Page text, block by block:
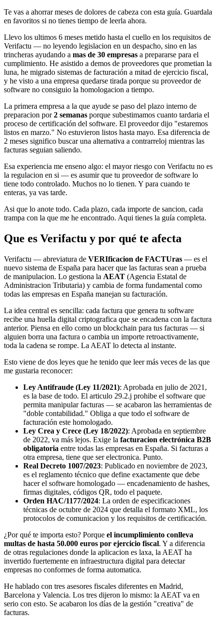
Te vas a ahorrar meses de dolores de cabeza con esta guía. Guardala
en favoritos si no tienes tiempo de leerla ahora.
Llevo los ultimos 6 meses metido hasta el cuello en los requisitos de
Verifactu — no leyendo legislacion en un despacho, sino en las
trincheras ayudando a mas de 30 empresas a prepararse para el
cumplimiento. He asistido a demos de proveedores que prometian la
luna, he migrado sistemas de facturación a mitad de ejercicio fiscal,
y he visto a una empresa quedarse tirada porque su proveedor de
software no consiguio la homologacion a tiempo.
La primera empresa a la que ayude se paso del plazo interno de
preparacion por2 semanas porque subestimamos cuanto tardaria el
proceso de certificación del software. El proveedor dijo "estaremos
listos en marzo." No estuvieron listos hasta mayo. Esa diferencia de
2 meses significo buscar una alternativa a contrarreloj mientras las
facturas seguian saliendo.
Esa experiencia me enseno algo: el mayor riesgo con Verifactu no es
la regulacion en si — es asumir que tu proveedor de software lo
tiene todo controlado. Muchos no lo tienen. Y para cuando te
enteras, ya vas tarde.
Asi que lo anote todo. Cada plazo, cada importe de sancion, cada
trampa con la que me he encontrado. Aqui tienes la guía completa.
Que es Verifactu y por qué te afecta
Verifactu — abreviatura de VERIficacion de FACTUras — es el
nuevo sistema de España para hacer que las facturas sean a prueba
de manipulacion. Lo gestiona la AEAT (Agencia Estatal de
Administracion Tributaria) y cambia de forma fundamental como
todas las empresas en España manejan su facturación.
La idea central es sencilla: cada factura que genera tu software
recibe una huella digital criptografica que se encadena con la factura
anterior. Piensa en ello como un blockchain para tus facturas — si
alguien borra una factura o cambia un importe retroactivamente,
toda la cadena se rompe. La AEAT lo detecta al instante.
Esto viene de dos leyes que he tenido que leer más veces de las que
me gustaria reconocer:
Ley Antifraude (Ley 11/2021): Aprobada en julio de 2021,
es la base de todo. El articulo 29.2.j prohibe el software que
permita manipular facturas — se acabaron las herramientas de
"doble contabilidad." Obliga a que todo el software de
facturación este homologado.
Ley Crea y Crece (Ley 18/2022): Aprobada en septiembre
de 2022, va más lejos. Exige la facturacion electrónica B2B
obligatoria entre todas las empresas en España. Si facturas a
otra empresa, tiene que ser electronica. Punto.
Real Decreto 1007/2023: Publicado en noviembre de 2023,
es el reglamento técnico que define exactamente que debe
hacer el software homologado — encadenamiento de hashes,
firmas digitales, códigos QR, todo el paquete.
Orden HAC/1177/2024: La orden de especificaciones
técnicas de octubre de 2024 que detalla el formato XML, los
protocolos de comunicacion y los requisitos de certificación.
¿Por qué te importa esto? Porque el incumplimiento conlleva
multas de hasta 50.000 euros por ejercicio fiscal. Y a diferencia
de otras regulaciones donde la aplicacion es laxa, la AEAT ha
invertido fuertemente en infraestructura digital para detectar
empresas no conformes de forma automatica.
He hablado con tres asesores fiscales diferentes en Madrid,
Barcelona y Valencia. Los tres dijeron lo mismo: la AEAT va en
serio con esto. Se acabaron los días de la gestión "creativa" de
facturas.